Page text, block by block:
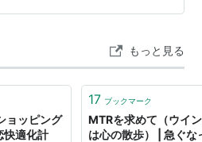
もっと見る
ョッピング
快適化計
17 ブックマーク
MTRを求めて（ウイ
は心の散歩） | 急ぐな